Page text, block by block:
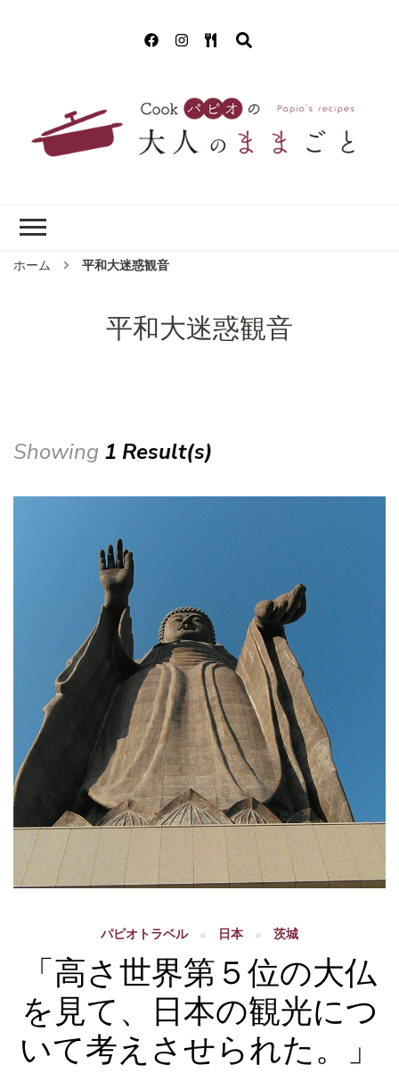
ホーム 平和大迷惑観音
平和大迷惑観音
Showing 1 Result(s)
パピオトラベル 日本 茨城
「高さ世界第５位の大仏
を見て、日本の観光につ
いて考えさせられた。」